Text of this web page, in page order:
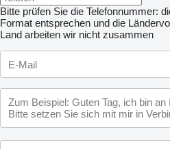
Bitte prüfen Sie die Telefonnummer:
Format entsprechen und die
Land arbeiten wir nicht zusammen